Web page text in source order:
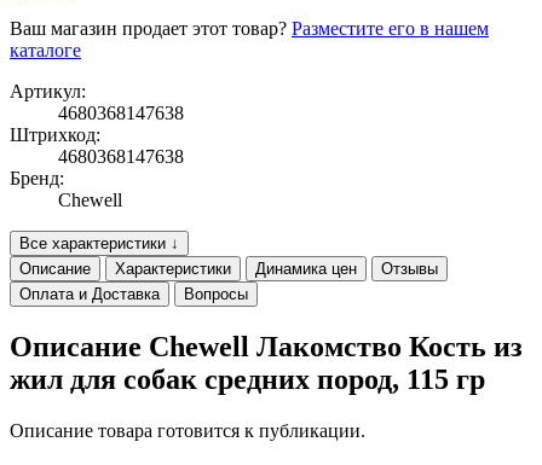
Ваш магазин продает этот товар? Разместите его в нашем
каталоге
Артикул:
4680368147638
Штрихкод:
4680368147638
Бренд:
Chewell
Все характеристики ↓
Описание
Характеристики Динамика цен
Отзывы
Оплата и Доставка
Вопросы
Описание Chewell Лакомство Кость из
жил для собак средних пород, 115 гр
Описание товара готовится к публикации.